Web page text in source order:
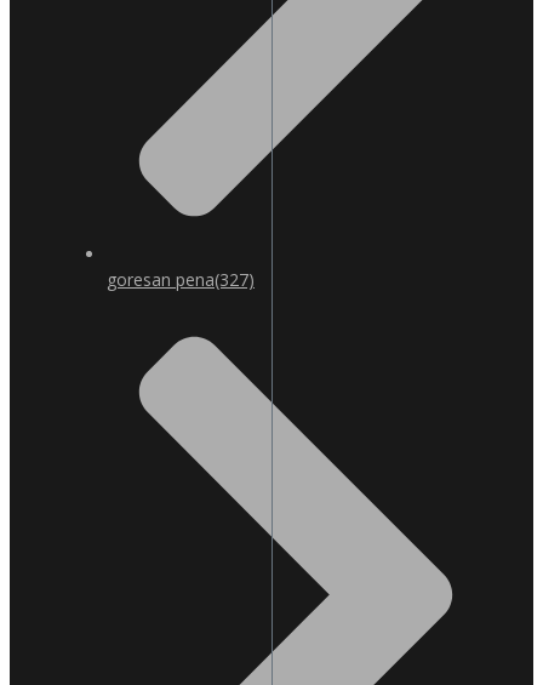
goresan pena(327)